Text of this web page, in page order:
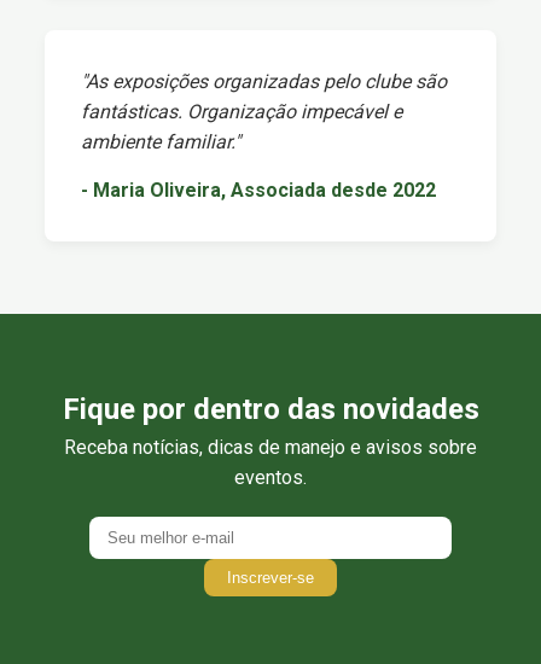
"As exposições organizadas pelo clube são
fantásticas. Organização impecável e
ambiente familiar."
- Maria Oliveira, Associada desde 2022
Fique por dentro das novidades
Receba notícias, dicas de manejo e avisos sobre
eventos.
Inscrever-se